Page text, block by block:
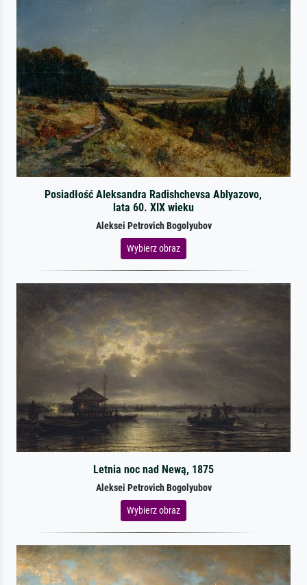
Posiadłość Aleksandra Radishchevsa Ablyazovo,
lata 60. XIX wieku
Aleksei Petrovich Bogolyubov
Wybierz obraz
Letnia noc nad Newą, 1875
Aleksei Petrovich Bogolyubov
Wybierz obraz